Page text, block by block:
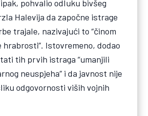
pohvalio odluku bivšeg
Halevija da započne istrage
trajale, nazivajući to “činom
hrabrosti”. Istovremeno, dodao
tih prvih istraga “umanjili
neuspjeha” i da javnost nije
odgovornosti viših vojnih